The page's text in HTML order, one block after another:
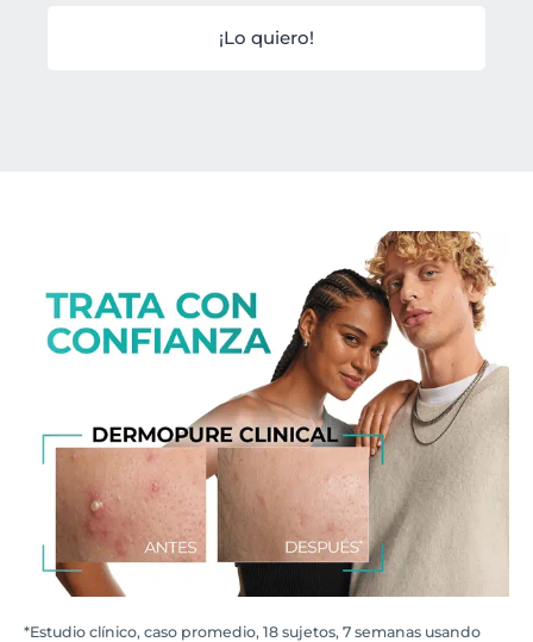
¡Lo quiero!
*Estudio clínico, caso promedio, 18 sujetos, 7 semanas usando